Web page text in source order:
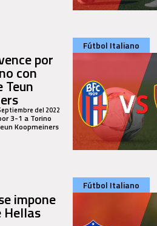
por
con
del 2022
3-1 a Torino
Koopmeiners
Fútbol Italiano
impone
Hellas
Fútbol Italiano